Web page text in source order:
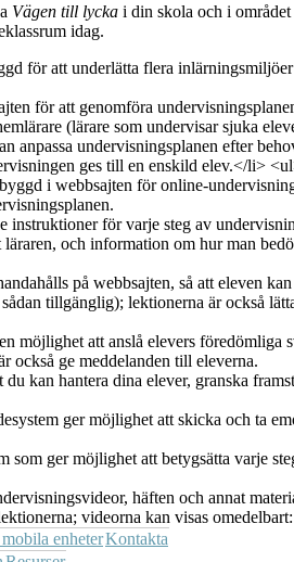
Vägen till lycka i din skola och i
idag.
enheterKontakta